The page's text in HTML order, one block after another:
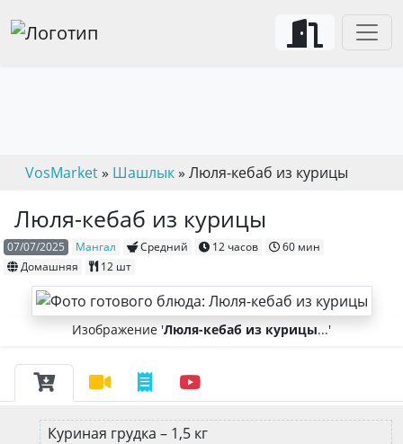
VosMarket» Шашлык» Люля-кебаб из курицы
Люля-кебаб из курицы
07/07/2025 Мангал Средний 12 часов
60 мин
Домашняя
12 шт
Изображение 'Люля-кебаб из курицы...'
Куриная грудка – 1,5 кг